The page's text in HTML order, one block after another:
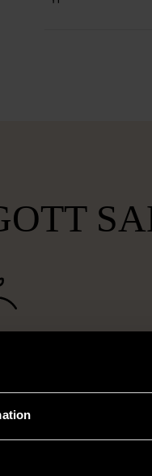
och
second hand
Vi
varor,